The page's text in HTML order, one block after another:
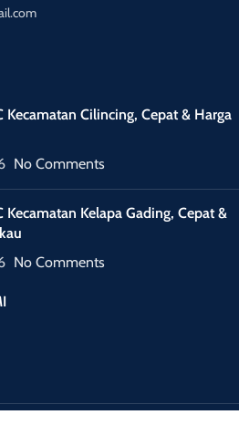
Kecamatan Cilincing, Cepat & Harga
No Comments
Kecamatan Kelapa Gading, Cepat &
No Comments